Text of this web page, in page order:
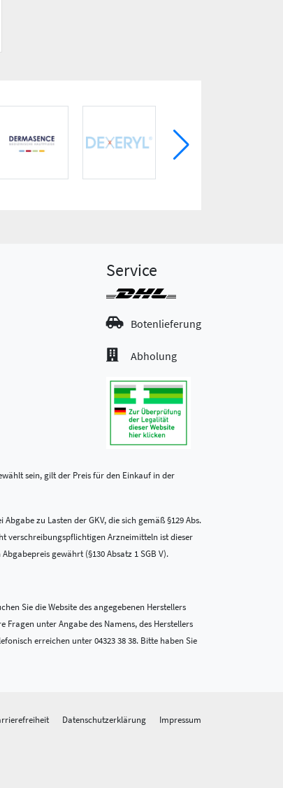
Service
Botenlieferung
Abholung
sein, gilt der Preis für den Einkauf in der
zu Lasten der GKV, die sich gemäß §129 Abs.
verschreibungspflichtigen Arzneimitteln ist dieser
gewährt (§130 Absatz 1 SGB V).
Sie die Website des angegebenen Herstellers
unter Angabe des Namens, des Herstellers
erreichen unter 04323 38 38. Bitte haben Sie
Datenschutzerklärung Impressum